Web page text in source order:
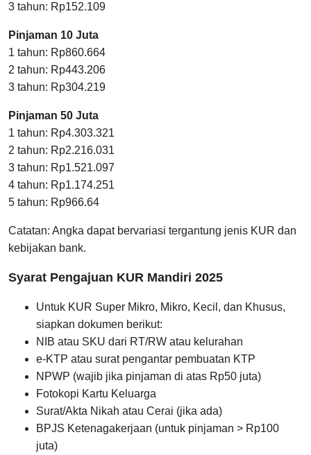
3 tahun: Rp152.109
Pinjaman 10 Juta
1 tahun: Rp860.664
2 tahun: Rp443.206
3 tahun: Rp304.219
Pinjaman 50 Juta
1 tahun: Rp4.303.321
2 tahun: Rp2.216.031
3 tahun: Rp1.521.097
4 tahun: Rp1.174.251
5 tahun: Rp966.64
Catatan: Angka dapat bervariasi tergantung jenis KUR dan
kebijakan bank.
Syarat Pengajuan KUR Mandiri 2025
Untuk KUR Super Mikro, Mikro, Kecil, dan Khusus,
siapkan dokumen berikut:
NIB atau SKU dari RT/RW atau kelurahan
e-KTP atau surat pengantar pembuatan KTP
NPWP (wajib jika pinjaman di atas Rp50 juta)
Fotokopi Kartu Keluarga
Surat/Akta Nikah atau Cerai (jika ada)
BPJS Ketenagakerjaan (untuk pinjaman > Rp100
juta)